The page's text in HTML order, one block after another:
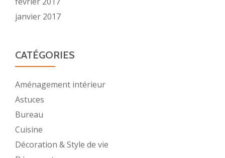
janvier 2017
CATÉGORIES
Aménagement intérieur
Astuces
Bureau
Cuisine
Décoration & Style de vie